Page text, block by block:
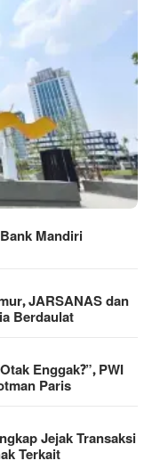
Mandiri
JARSANAS dan
Berdaulat
Enggak?”, PWI
Paris
Jejak Transaksi
Terkait